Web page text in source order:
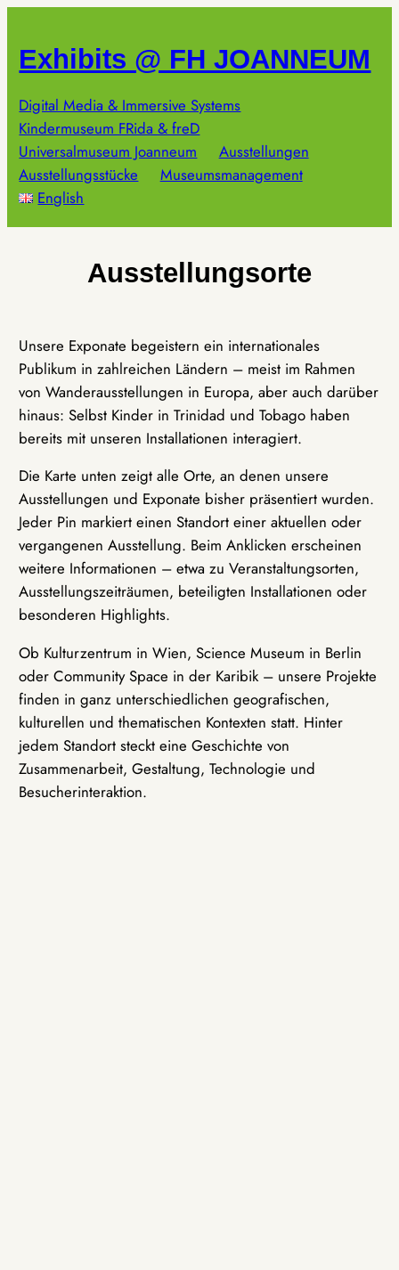
springen
Exhibits @ FH JOANNEUM
Digital Media & Immersive Systems
Kindermuseum FRida & freD
Universalmuseum Joanneum
Ausstellungen
Ausstellungsstücke
Museumsmanagement
English
Ausstellungsorte
Unsere Exponate begeistern ein internationales
Publikum in zahlreichen Ländern – meist im Rahmen
von Wanderausstellungen in Europa, aber auch darüber
hinaus: Selbst Kinder in Trinidad und Tobago haben
bereits mit unseren Installationen interagiert.
Die Karte unten zeigt alle Orte, an denen unsere
Ausstellungen und Exponate bisher präsentiert wurden.
Jeder Pin markiert einen Standort einer aktuellen oder
vergangenen Ausstellung. Beim Anklicken erscheinen
weitere Informationen – etwa zu Veranstaltungsorten,
Ausstellungszeiträumen, beteiligten Installationen oder
besonderen Highlights.
Ob Kulturzentrum in Wien, Science Museum in Berlin
oder Community Space in der Karibik – unsere Projekte
finden in ganz unterschiedlichen geografischen,
kulturellen und thematischen Kontexten statt. Hinter
jedem Standort steckt eine Geschichte von
Zusammenarbeit, Gestaltung, Technologie und
Besucherinteraktion.